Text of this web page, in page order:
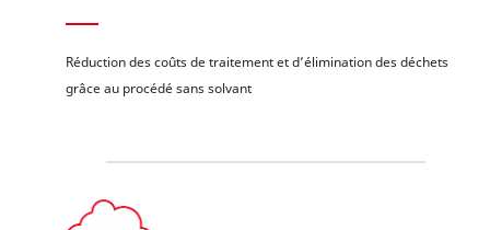
Réduction des coûts de traitement et d’élimination des déchets
grâce au procédé sans solvant